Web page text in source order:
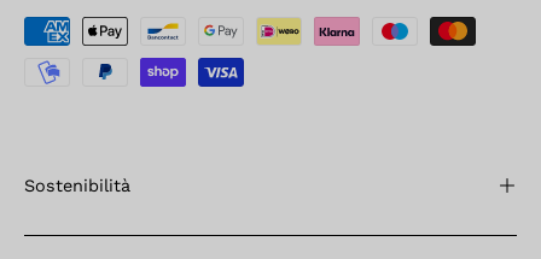
Sostenibilità